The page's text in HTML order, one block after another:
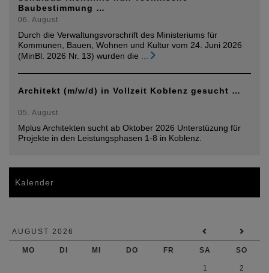
Baubestimmung …
06. August
Durch die Verwaltungsvorschrift des Ministeriums für
Kommunen, Bauen, Wohnen und Kultur vom 24. Juni 2026
(MinBl. 2026 Nr. 13) wurden die
Architekt (m/w/d) in Vollzeit Koblenz gesucht …
05. August
Mplus Architekten sucht ab Oktober 2026 Unterstüzung für
Projekte in den Leistungsphasen 1-8 in Koblenz.
Kalender
AUGUST 2026
MO DI MI DO FR SA SO
1 2